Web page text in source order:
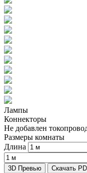
Лампы
Коннекторы
Не добавлен
Размеры комнаты
Длина
3D Превью Скачать